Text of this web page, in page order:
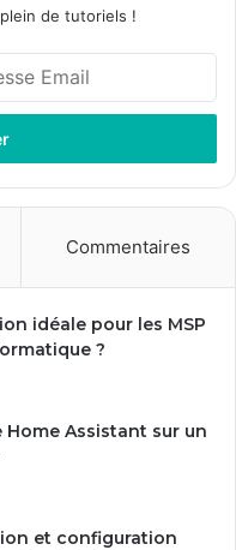
de tutoriels !
Commentaires
idéale pour les MSP
?
Assistant sur un
et configuration